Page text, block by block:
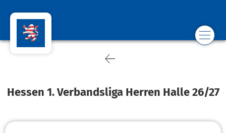
Hessen 1. Verbandsliga Herren Halle 26/27